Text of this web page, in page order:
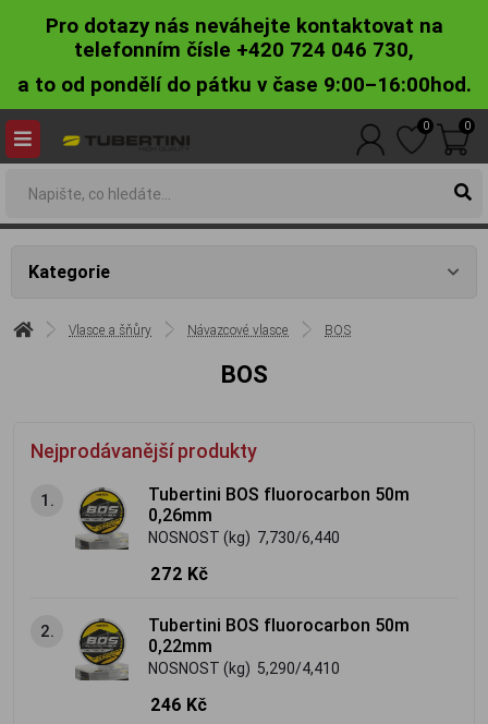
Pro dotazy nás neváhejte kontaktovat na
telefonním čísle +420 724 046 730,
a to od pondělí do pátku v čase 9:00–16:00hod.
0 0
Kategorie
Vlasce a šňůry Návazcové vlasce BOS
BOS
Nejprodávanější produkty
1.
Tubertini BOS fluorocarbon 50m
0,26mm
NOSNOST (kg) 7,730/6,440
272 Kč
2.
Tubertini BOS fluorocarbon 50m
0,22mm
NOSNOST (kg) 5,290/4,410
246 Kč